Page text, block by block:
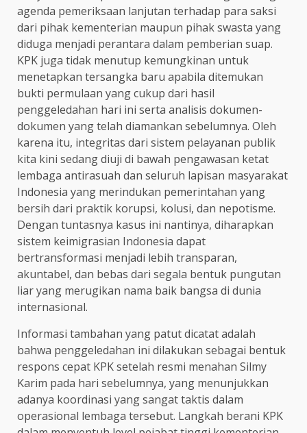
agenda pemeriksaan lanjutan terhadap para saksi
dari pihak kementerian maupun pihak swasta yang
diduga menjadi perantara dalam pemberian suap.
KPK juga tidak menutup kemungkinan untuk
menetapkan tersangka baru apabila ditemukan
bukti permulaan yang cukup dari hasil
penggeledahan hari ini serta analisis dokumen-
dokumen yang telah diamankan sebelumnya. Oleh
karena itu, integritas dari sistem pelayanan publik
kita kini sedang diuji di bawah pengawasan ketat
lembaga antirasuah dan seluruh lapisan masyarakat
Indonesia yang merindukan pemerintahan yang
bersih dari praktik korupsi, kolusi, dan nepotisme.
Dengan tuntasnya kasus ini nantinya, diharapkan
sistem keimigrasian Indonesia dapat
bertransformasi menjadi lebih transparan,
akuntabel, dan bebas dari segala bentuk pungutan
liar yang merugikan nama baik bangsa di dunia
internasional.
Informasi tambahan yang patut dicatat adalah
bahwa penggeledahan ini dilakukan sebagai bentuk
respons cepat KPK setelah resmi menahan Silmy
Karim pada hari sebelumnya, yang menunjukkan
adanya koordinasi yang sangat taktis dalam
operasional lembaga tersebut. Langkah berani KPK